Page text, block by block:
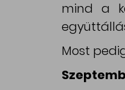
mind a
Most